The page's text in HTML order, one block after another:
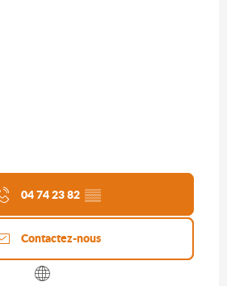
04 74 23 82 ▒▒
Contactez-nous